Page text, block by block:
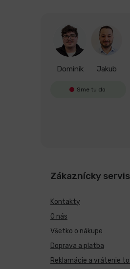
Dominik Jakub
Sme tu do
Zákaznícky servis
Kontakty
O nás
Všetko o nákupe
Doprava a platba
Reklamácie a vrátenie